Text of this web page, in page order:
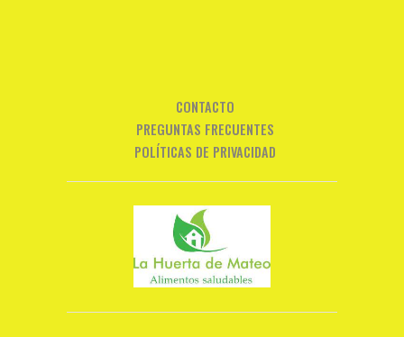
CONTACTO
PREGUNTAS FRECUENTES
POLÍTICAS DE PRIVACIDAD